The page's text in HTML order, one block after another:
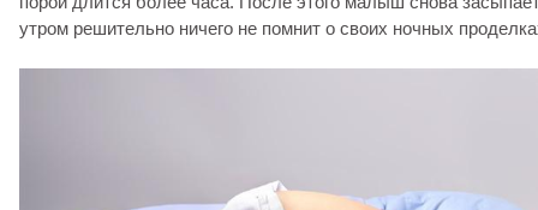
утром решительно ничего не помнит о своих ночных